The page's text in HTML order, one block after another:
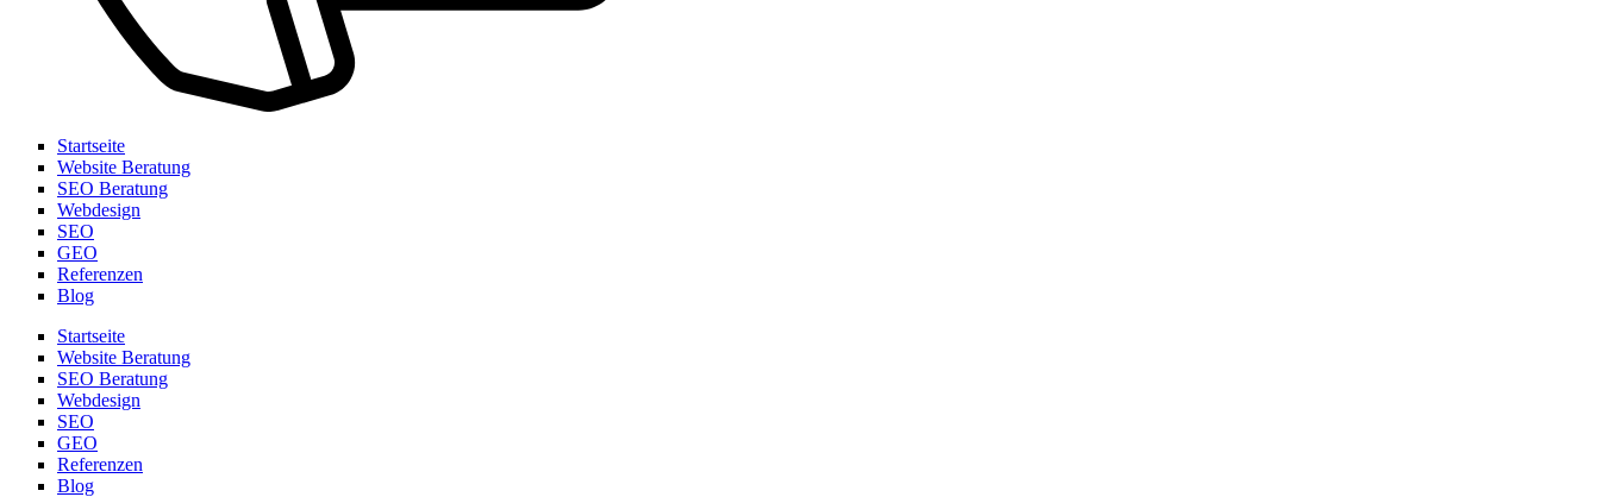
Startseite
Website Beratung
SEO Beratung
Webdesign
SEO
GEO
Referenzen
Blog
Startseite
Website Beratung
SEO Beratung
Webdesign
SEO
GEO
Referenzen
Blog